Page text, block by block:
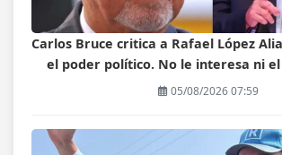
Carlos Bruce critica a Rafael López
el poder político. No le interesa ni el
05/08/2026 07:59